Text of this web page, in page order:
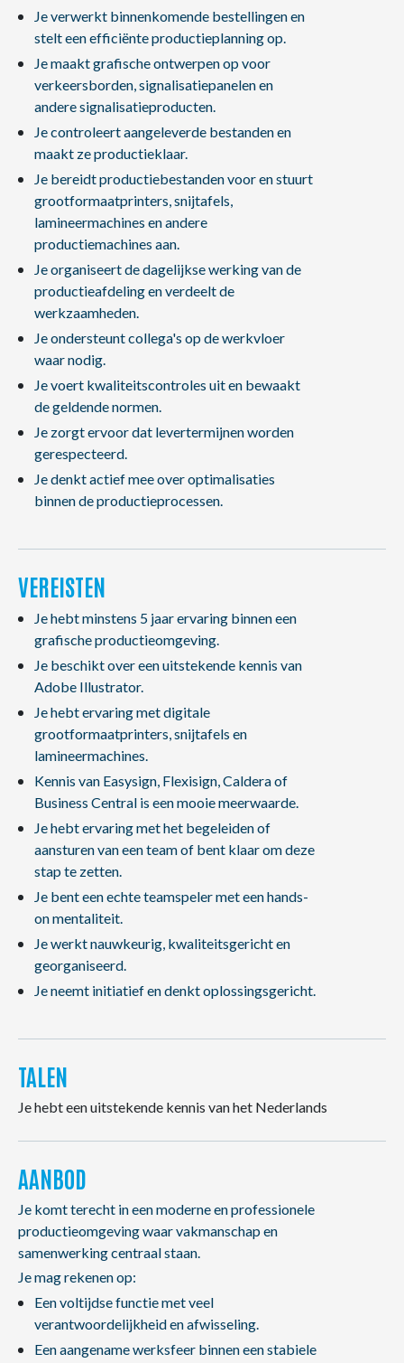
Je verwerkt binnenkomende bestellingen en
stelt een efficiënte productieplanning op.
Je maakt grafische ontwerpen op voor
verkeersborden, signalisatiepanelen en
andere signalisatieproducten.
Je controleert aangeleverde bestanden en
maakt ze productieklaar.
Je bereidt productiebestanden voor en stuurt
grootformaatprinters, snijtafels,
lamineermachines en andere
productiemachines aan.
Je organiseert de dagelijkse werking van de
productieafdeling en verdeelt de
werkzaamheden.
Je ondersteunt collega's op de werkvloer
waar nodig.
Je voert kwaliteitscontroles uit en bewaakt
de geldende normen.
Je zorgt ervoor dat levertermijnen worden
gerespecteerd.
Je denkt actief mee over optimalisaties
binnen de productieprocessen.
VEREISTEN
Je hebt minstens 5 jaar ervaring binnen een
grafische productieomgeving.
Je beschikt over een uitstekende kennis van
Adobe Illustrator.
Je hebt ervaring met digitale
grootformaatprinters, snijtafels en
lamineermachines.
Kennis van Easysign, Flexisign, Caldera of
Business Central is een mooie meerwaarde.
Je hebt ervaring met het begeleiden of
aansturen van een team of bent klaar om deze
stap te zetten.
Je bent een echte teamspeler met een hands-
on mentaliteit.
Je werkt nauwkeurig, kwaliteitsgericht en
georganiseerd.
Je neemt initiatief en denkt oplossingsgericht.
TALEN
Je hebt een uitstekende kennis van het Nederlands
AANBOD
Je komt terecht in een moderne en professionele
productieomgeving waar vakmanschap en
samenwerking centraal staan.
Je mag rekenen op:
Een voltijdse functie met veel
verantwoordelijkheid en afwisseling.
Een aangename werksfeer binnen een stabiele